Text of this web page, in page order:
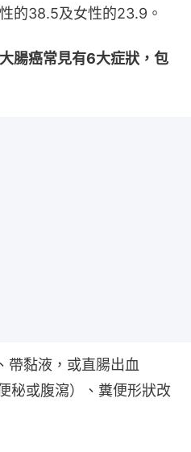
的38.5及女性的23.9。
腸癌常見有6大症狀，包
帶黏液，或直腸出血
秘或腹瀉）、糞便形狀改